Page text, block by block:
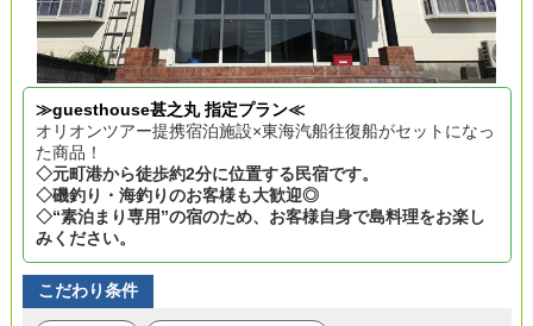
≫guesthouse甚之丸 指定プラン≪
オリオンツアー提携宿泊施設×東海汽船往復船がセットになっ
た商品！
◇元町港から徒歩約2分に位置する民宿です。
◇磯釣り・海釣りのお客様も大歓迎◎
◇“素泊まり専用”の宿のため、お客様自身で島料理をお楽し
みください。
こだわり条件